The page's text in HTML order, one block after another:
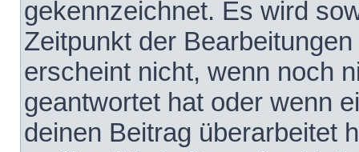
gekennzeichnet. Es wird
Zeitpunkt der
erscheint nicht, wenn noch
geantwortet hat oder wenn
deinen Beitrag überarbeitet